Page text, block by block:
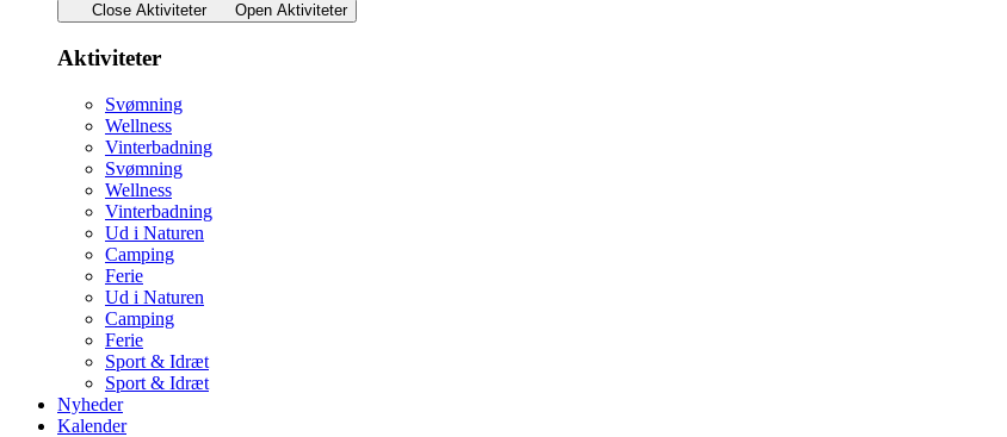
Close Aktiviteter Open Aktiviteter
Aktiviteter
Svømning
Wellness
Vinterbadning
Svømning
Wellness
Vinterbadning
Ud i Naturen
Camping
Ferie
Ud i Naturen
Camping
Ferie
Sport & Idræt
Sport & Idræt
Nyheder
Kalender